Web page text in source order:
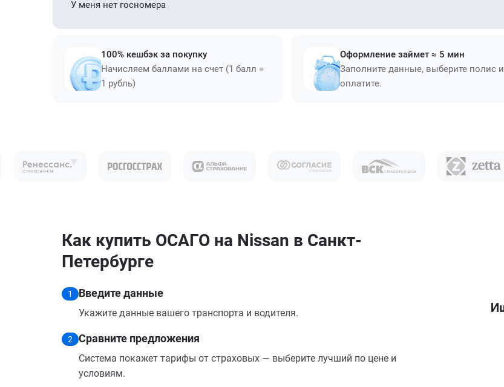
У меня нет госномера
100% кешбэк за покупку
Начисляем баллами на счет (1 балл =
1 рубль)
Оформление займет ≈ 5 мин
Заполните данные, выберите полис и
оплатите.
Как купить ОСАГО на Nissan в Санкт-
Петербурге
1 Введите данные
Укажите данные вашего транспорта и водителя.
2 Сравните предложения
Система покажет тарифы от страховых — выберите лучший по цене и
условиям.